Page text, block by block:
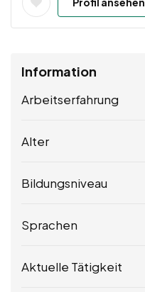
Information
Arbeitserfahrung
Alter
Bildungsniveau
Sprachen
Aktuelle Tätigkeit